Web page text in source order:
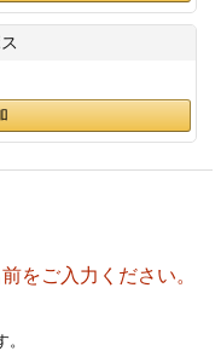
をご入力ください。